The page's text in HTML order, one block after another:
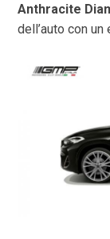
Anthracite
dell’auto con